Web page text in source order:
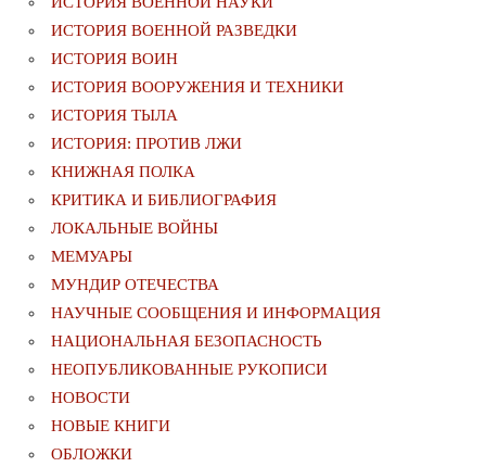
ИСТОРИЯ ВОЕННОЙ РАЗВЕДКИ
ИСТОРИЯ ВОИН
ИСТОРИЯ ВООРУЖЕНИЯ И ТЕХНИКИ
ИСТОРИЯ ТЫЛА
ИСТОРИЯ: ПРОТИВ ЛЖИ
КНИЖНАЯ ПОЛКА
КРИТИКА И БИБЛИОГРАФИЯ
ЛОКАЛЬНЫЕ ВОЙНЫ
МЕМУАРЫ
МУНДИР ОТЕЧЕСТВА
НАУЧНЫЕ СООБЩЕНИЯ И ИНФОРМАЦИЯ
НАЦИОНАЛЬНАЯ БЕЗОПАСНОСТЬ
НЕОПУБЛИКОВАННЫЕ РУКОПИСИ
НОВОСТИ
НОВЫЕ КНИГИ
ОБЛОЖКИ